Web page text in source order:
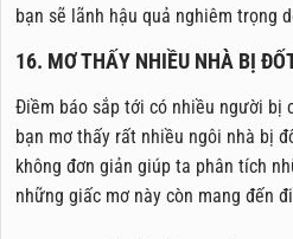
bạn sẽ lãnh hậu quả nghiêm trọng
16. MƠ THẤY NHIỀU NHÀ BỊ
Điềm báo sắp tới có nhiều người bị
bạn mơ thấy rất nhiều ngôi nhà bị
không đơn giản giúp ta phân tích
những giấc mơ này còn mang đến